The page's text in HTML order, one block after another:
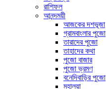
রাশিফল
আনন্দময়ী
আজকের দশভূজা
গ্রামবাংলার পুজো
তারাদের পুজো
তাহাদের কথা
পুজো বাজার
পুজো ভ্রমণ
বনেদিবাড়ির পুজো
মহালয়া